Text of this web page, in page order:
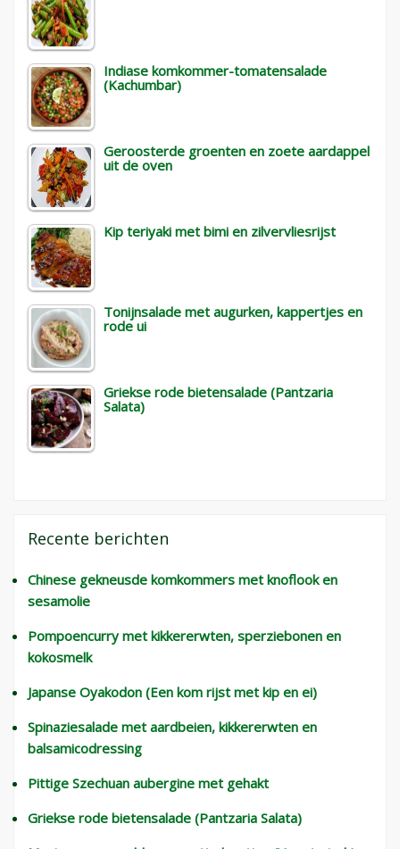
Indiase komkommer-tomatensalade
(Kachumbar)
Geroosterde groenten en zoete aardappel
uit de oven
Kip teriyaki met bimi en zilvervliesrijst
Tonijnsalade met augurken, kappertjes en
rode ui
Griekse rode bietensalade (Pantzaria
Salata)
Recente berichten
Chinese gekneusde komkommers met knoflook en
sesamolie
Pompoencurry met kikkererwten, sperziebonen en
kokosmelk
Japanse Oyakodon (Een kom rijst met kip en ei)
Spinaziesalade met aardbeien, kikkererwten en
balsamicodressing
Pittige Szechuan aubergine met gehakt
Griekse rode bietensalade (Pantzaria Salata)